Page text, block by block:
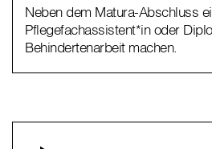
Neben dem Matura-Abschluss
Pflegefachassistent*in oder
Behindertenarbeit machen.